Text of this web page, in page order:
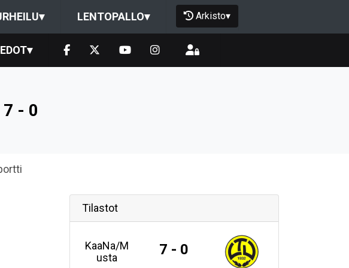
▾ LENTOPALLO▾ Arkisto▾
▾
7 - 0
Tilastot
KaaNa/M
usta
7 - 0